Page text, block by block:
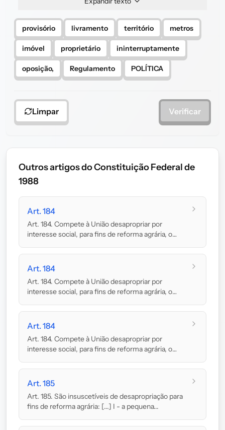
provisório livramento território metros
imóvel proprietário ininterruptamente
oposição, Regulamento POLÍTICA
Limpar Verificar
Outros artigos do Constituição Federal de
1988
Art. 184
Art. 184. Compete à União desapropriar por
interesse social, para fins de reforma agrária, o
Art. 184
Art. 184. Compete à União desapropriar por
interesse social, para fins de reforma agrária, o
Art. 184
Art. 184. Compete à União desapropriar por
interesse social, para fins de reforma agrária, o
Art. 185
Art. 185. São insuscetíveis de desapropriação para
fins de reforma agrária: [...] I - a pequena...